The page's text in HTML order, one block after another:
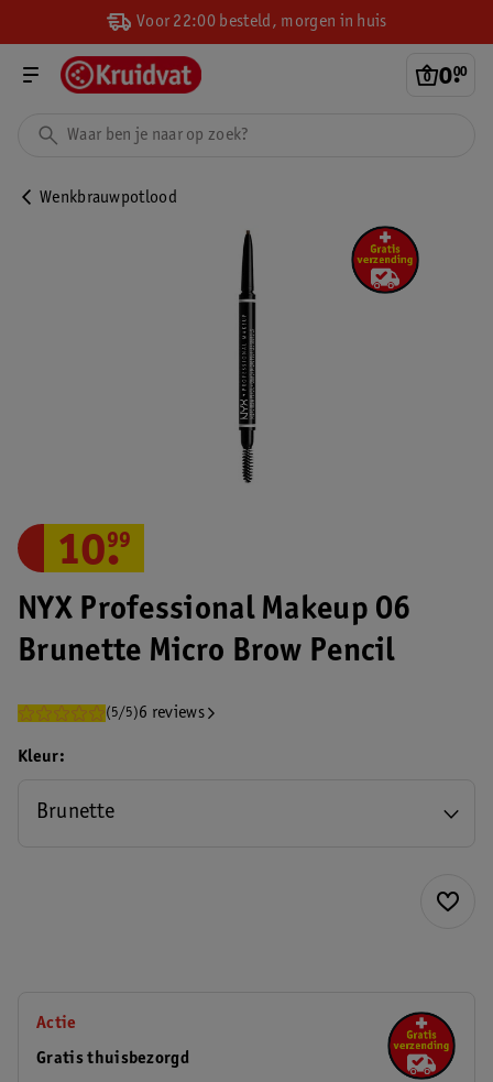
Voor 22:00 besteld, morgen in huis
0.
00
Wenkbrauwpotlood
NYX Professional Makeup 06
Brunette Micro Brow Pencil
(5/5)6 reviews
10.
99
Kleur
Brunette
Actie
Gratis thuisbezorgd